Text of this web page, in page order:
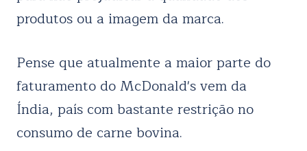
produtos ou a imagem da marca.
Pense que atualmente a maior parte do
faturamento do McDonald's vem da
Índia, país com bastante restrição no
consumo de carne bovina.